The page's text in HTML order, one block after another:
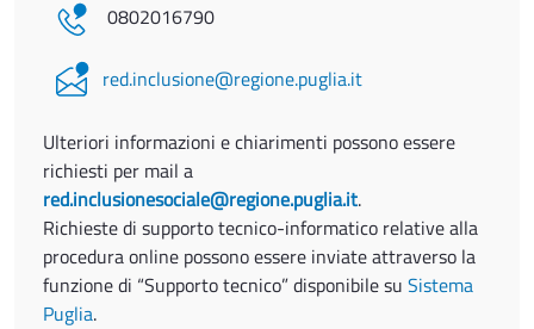
0802016790
red.inclusione@regione.puglia.it
Ulteriori informazioni e chiarimenti possono essere
richiesti per mail a
red.inclusionesociale@regione.puglia.it.
Richieste di supporto tecnico-informatico relative alla
procedura online possono essere inviate attraverso la
funzione di “Supporto tecnico” disponibile su Sistema
Puglia.